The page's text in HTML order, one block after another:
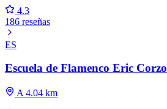
4.3
186 reseñas
ES
Escuela de Flamenco Eric Corzo
A 4.04 km